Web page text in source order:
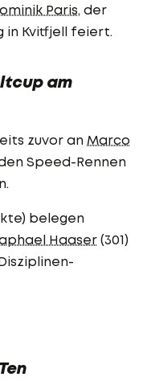
Paris, der
in Kvitfjell feiert.
am
zuvor an Marco
Speed-Rennen
belegen
Haaser (301)